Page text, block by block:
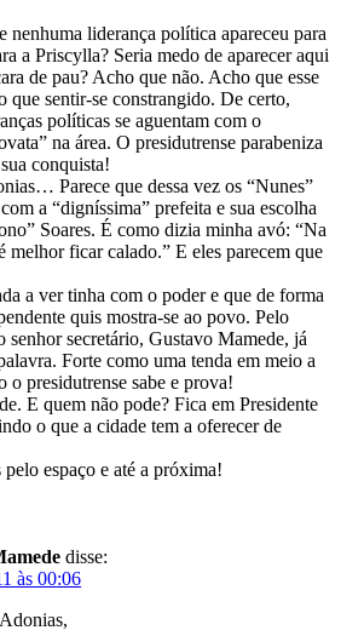
nenhuma liderança política apareceu para
a Priscylla? Seria medo de aparecer aqui
de pau? Acho que não. Acho que esse
que sentir-se constrangido. De certo,
políticas se aguentam com o
na área. O presidutrense parabeniza
conquista!
Parece que dessa vez os “Nunes”
a “digníssima” prefeita e sua escolha
Soares. É como dizia minha avó: “Na
melhor ficar calado.” E eles parecem que
a ver tinha com o poder e que de forma
quis mostra-se ao povo. Pelo
senhor secretário, Gustavo Mamede, já
Forte como uma tenda em meio a
o presidutrense sabe e prova!
E quem não pode? Fica em Presidente
o que a cidade tem a oferecer de
espaço e até a próxima!
disse:
às 00:06